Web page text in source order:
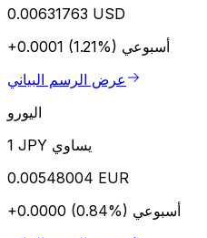
0.00631763 USD
+0.0001 (1.21%) أسبوعي
عرض الرسم البياني
اليورو
1 JPY يساوي
0.00548004 EUR
+0.0000 (0.84%) أسبوعي